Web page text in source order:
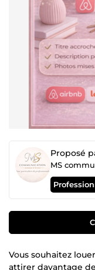
Proposé
MS
Vous souhaitez
attirer davantage